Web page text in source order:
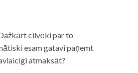
cilvēki par to
esam gatavi paņemt
atmaksāt?